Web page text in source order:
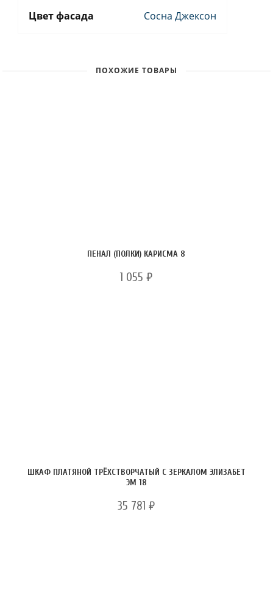
Цвет фасада
Сосна Джексон
ПОХОЖИЕ ТОВАРЫ
ПЕНАЛ (ПОЛКИ) КАРИСМА 8
1 055₽
ШКАФ ПЛАТЯНОЙ ТРЁХСТВОРЧАТЫЙ С ЗЕРКАЛОМ ЭЛИЗАБЕТ
ЭМ 18
35 781₽